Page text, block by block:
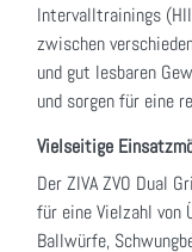
Intervalltrainings
zwischen
und gut lesbaren
und sorgen für eine
Vielseitige
Der ZIVA ZVO Dual
für eine Vielzahl von
Ballwürfe,